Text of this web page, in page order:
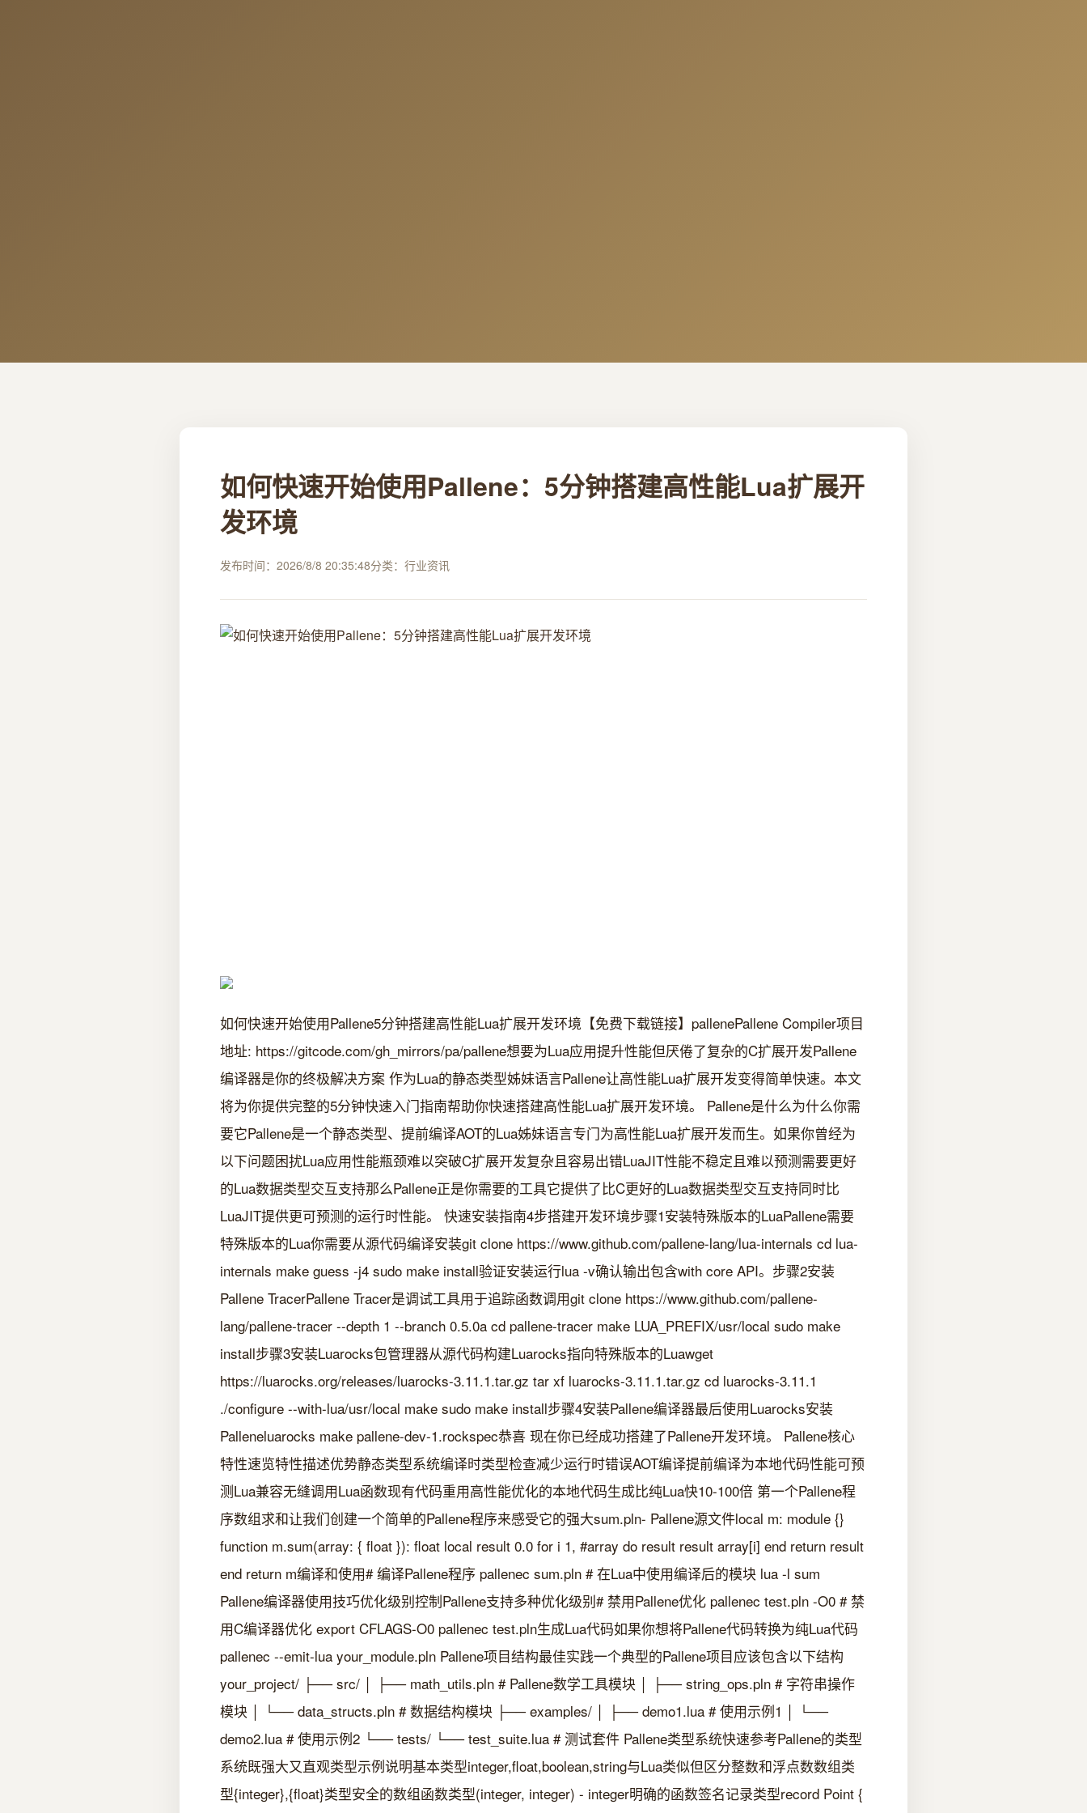
如何快速开始使用Pallene：5分钟搭建高性能Lua扩展开
发环境
发布时间：2026/8/8 20:35:48分类：行业资讯
如何快速开始使用Pallene5分钟搭建高性能Lua扩展开发环境【免费下载链接】pallenePallene Compiler项目
地址: https://gitcode.com/gh_mirrors/pa/pallene想要为Lua应用提升性能但厌倦了复杂的C扩展开发Pallene
编译器是你的终极解决方案 作为Lua的静态类型姊妹语言Pallene让高性能Lua扩展开发变得简单快速。本文
将为你提供完整的5分钟快速入门指南帮助你快速搭建高性能Lua扩展开发环境。 Pallene是什么为什么你需
要它Pallene是一个静态类型、提前编译AOT的Lua姊妹语言专门为高性能Lua扩展开发而生。如果你曾经为
以下问题困扰Lua应用性能瓶颈难以突破C扩展开发复杂且容易出错LuaJIT性能不稳定且难以预测需要更好
的Lua数据类型交互支持那么Pallene正是你需要的工具它提供了比C更好的Lua数据类型交互支持同时比
LuaJIT提供更可预测的运行时性能。 快速安装指南4步搭建开发环境步骤1安装特殊版本的LuaPallene需要
特殊版本的Lua你需要从源代码编译安装git clone https://www.github.com/pallene-lang/lua-internals cd lua-
internals make guess -j4 sudo make install验证安装运行lua -v确认输出包含with core API。步骤2安装
Pallene TracerPallene Tracer是调试工具用于追踪函数调用git clone https://www.github.com/pallene-
lang/pallene-tracer --depth 1 --branch 0.5.0a cd pallene-tracer make LUA_PREFIX/usr/local sudo make
install步骤3安装Luarocks包管理器从源代码构建Luarocks指向特殊版本的Luawget
https://luarocks.org/releases/luarocks-3.11.1.tar.gz tar xf luarocks-3.11.1.tar.gz cd luarocks-3.11.1
./configure --with-lua/usr/local make sudo make install步骤4安装Pallene编译器最后使用Luarocks安装
Palleneluarocks make pallene-dev-1.rockspec恭喜 现在你已经成功搭建了Pallene开发环境。 Pallene核心
特性速览特性描述优势静态类型系统编译时类型检查减少运行时错误AOT编译提前编译为本地代码性能可预
测Lua兼容无缝调用Lua函数现有代码重用高性能优化的本地代码生成比纯Lua快10-100倍 第一个Pallene程
序数组求和让我们创建一个简单的Pallene程序来感受它的强大sum.pln- Pallene源文件local m: module {}
function m.sum(array: { float }): float local result 0.0 for i 1, #array do result result array[i] end return result
end return m编译和使用# 编译Pallene程序 pallenec sum.pln # 在Lua中使用编译后的模块 lua -l sum
Pallene编译器使用技巧优化级别控制Pallene支持多种优化级别# 禁用Pallene优化 pallenec test.pln -O0 # 禁
用C编译器优化 export CFLAGS-O0 pallenec test.pln生成Lua代码如果你想将Pallene代码转换为纯Lua代码
pallenec --emit-lua your_module.pln️ Pallene项目结构最佳实践一个典型的Pallene项目应该包含以下结构
your_project/ ├── src/ │ ├── math_utils.pln # Pallene数学工具模块 │ ├── string_ops.pln # 字符串操作
模块 │ └── data_structs.pln # 数据结构模块 ├── examples/ │ ├── demo1.lua # 使用示例1 │ └──
demo2.lua # 使用示例2 └── tests/ └── test_suite.lua # 测试套件 Pallene类型系统快速参考Pallene的类型
系统既强大又直观类型示例说明基本类型integer,float,boolean,string与Lua类似但区分整数和浮点数数组类
型{integer},{float}类型安全的数组函数类型(integer, integer) - integer明确的函数签名记录类型record Point {